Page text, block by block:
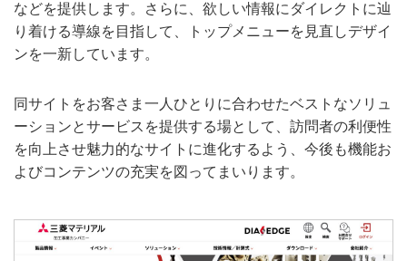
などを提供します。さらに、欲しい情報にダイレクトに辿
り着ける導線を目指して、トップメニューを見直しデザイ
ンを一新しています。
同サイトをお客さま一人ひとりに合わせたベストなソリュ
ーションとサービスを提供する場として、訪問者の利便性
を向上させ魅力的なサイトに進化するよう、今後も機能お
よびコンテンツの充実を図ってまいります。